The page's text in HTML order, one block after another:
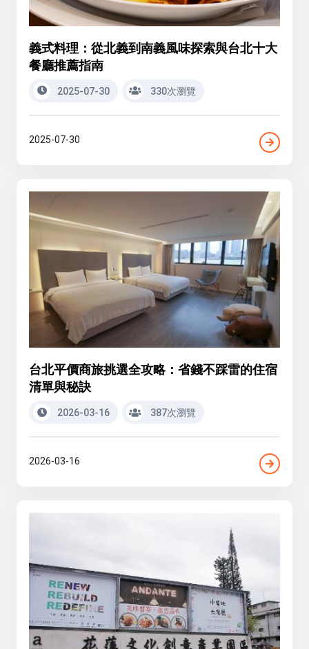
義式料理：從北義到南義風味探索與台北十大
餐廳推薦指南
2025-07-30 330次瀏覽
2025-07-30
台北平價商旅挑選全攻略：省錢不踩雷的住宿
清單與秘訣
2026-03-16 387次瀏覽
2026-03-16